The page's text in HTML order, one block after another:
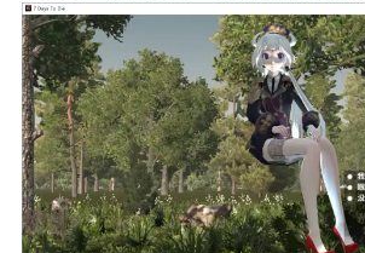
我的钱包 道具 排
MOD下载 攻略教程 联机